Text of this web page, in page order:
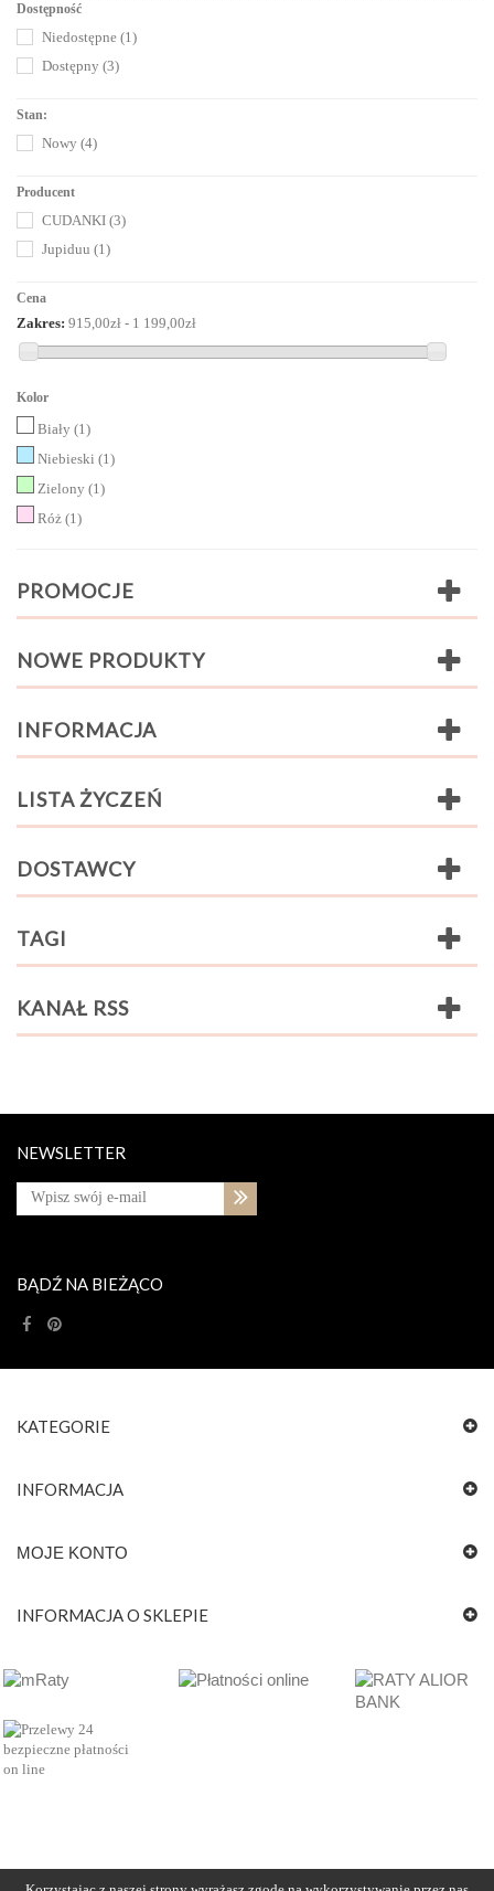
Dostępność
Niedostępne (1)
Dostępny (3)
Stan:
Nowy (4)
Producent
CUDANKI (3)
Jupiduu (1)
Cena
Zakres: 915,00zł - 1 199,00zł
Kolor
Biały (1)
Niebieski (1)
Zielony (1)
Róż (1)
PROMOCJE
NOWE PRODUKTY
INFORMACJA
LISTA ŻYCZEŃ
DOSTAWCY
TAGI
KANAŁ RSS
NEWSLETTER
BĄDŹ NA BIEŻĄCO
KATEGORIE
INFORMACJA
MOJE KONTO
INFORMACJA O SKLEPIE